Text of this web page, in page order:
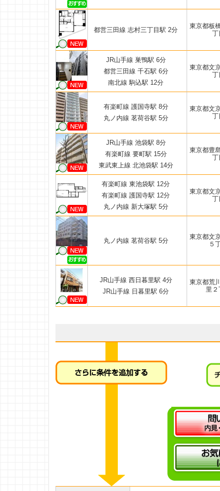
都営三田線 志村三丁目駅 2分
東京都板
丁
JR山手線 巣鴨駅 6分
都営三田線 千石駅 6分
南北線 駒込駅 12分
東京都文
丁
有楽町線 護国寺駅 8分
丸ノ内線 茗荷谷駅 5分
東京都文
丁
JR山手線 池袋駅 8分
有楽町線 要町駅 15分
東武東上線 北池袋駅 14分
東京都豊
丁
有楽町線 東池袋駅 12分
有楽町線 護国寺駅 12分
丸ノ内線 新大塚駅 5分
東京都文
丁
丸ノ内線 茗荷谷駅 5分
東京都文
５
JR山手線 西日暮里駅 4分
JR山手線 日暮里駅 6分
東京都荒
里２